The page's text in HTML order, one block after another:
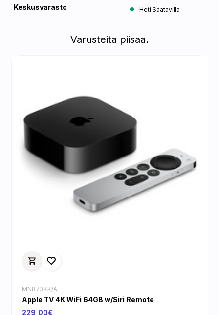
Keskusvarasto Heti Saatavilla
Varusteita piisaa.
MN873KK/A
Apple TV 4K WiFi 64GB w/Siri Remote
229,00€